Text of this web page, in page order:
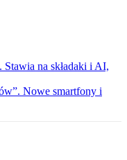
Stawia na składaki i AI,
Nowe smartfony i